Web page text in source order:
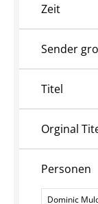
Zeit
Sender
Titel
Orginal
Personen
Personen